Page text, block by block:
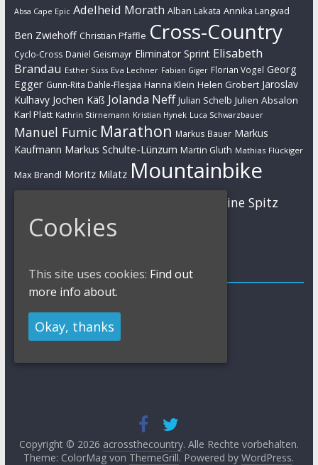
Absa Cape Epic Adelheid Morath Alban Lakata Annika Langvad
Ben Zwiehoff Christian Pfäffle Cross-Country
Cyclo-Cross Daniel Geismayr Eliminator Sprint Elisabeth
Brandau Esther Süss Eva Lechner Fabian Giger Florian Vogel Georg
Egger Gunn-Rita Dahle-Flesjaa Hanna Klein Helen Grobert Jaroslav
Kulhavy Jochen Käß Jolanda Neff Julian Schelb Julien Absalon
Karl Platt Kathrin Stirnemann Kristian Hynek Luca Schwarzbauer
Manuel Fumic Marathon Markus Bauer Markus
Kaufmann Markus Schulte-Lünzum Martin Gluth Mathias Flückiger
Max Brandl Moritz Milatz Mountainbike
MTB
Sabine Spitz
Simon Stiebjahn UCI
Impressum
Impressum / Kontakt
Datenschutzerklärung
Cookies Policy
Copyright © 2026 acrossthecountry. Alle Rechte vorbehalten.
Theme: ColorMag von ThemeGrill. Powered byWordPress.
Cookies
This site uses cookies: Find out
more info about.
Okay, thanks